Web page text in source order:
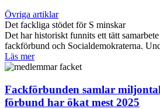
Övriga artiklar
Det fackliga stödet för S minskar
Det har historiskt funnits ett tätt
fackförbund och Socialdemokraterna.
Läs mer
Fackförbunden samlar
förbund har ökat mest 2025